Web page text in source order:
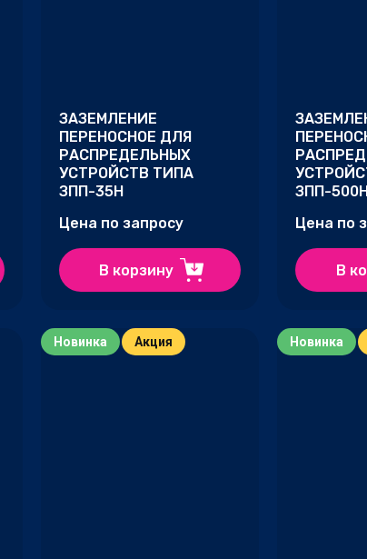
ЗАЗЕМЛЕНИЕ
ПЕРЕНОСНОЕ ДЛЯ
РАСПРЕДЕЛЬНЫХ
УСТРОЙСТВ ТИПА
ЗПП-35Н
Цена по запросу
В корзину
ЗПП-500Н
Цена по
В
Новинка Акция Новинка